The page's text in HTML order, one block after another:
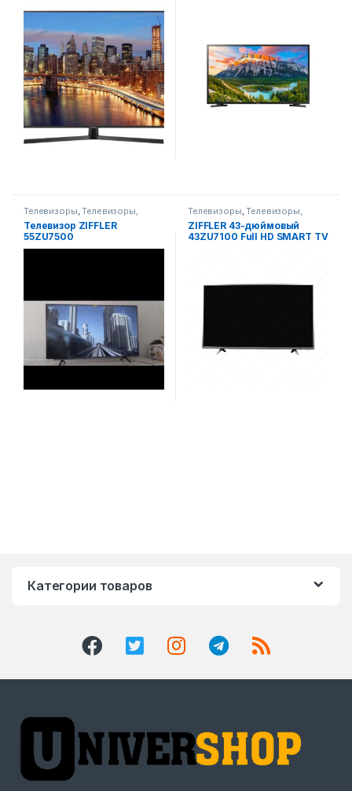
Телевизоры,Телевизоры,
фото-видео и аудио
Телевизор ZIFFLER
55ZU7500
Телевизоры,Телевизоры,
фото-видео и аудио
ZIFFLER 43-дюймовый
43ZU7100 Full HD SMART TV
Категории товаров